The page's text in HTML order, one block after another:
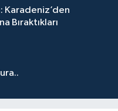
Karadeniz’den
Bıraktıkları